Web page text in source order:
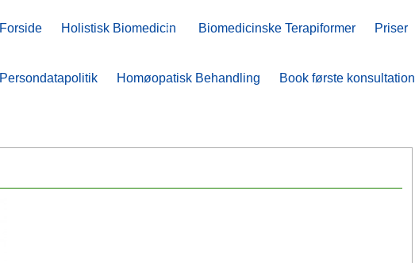
Forside Holistisk Biomedicin Biomedicinske Terapiformer Priser
Persondatapolitik Homøopatisk Behandling Book første konsultation
Forside Holistisk Biomedicin Biomedicinske Terapiformer Priser
Persondatapolitik Homøopatisk Behandling Book første konsultation